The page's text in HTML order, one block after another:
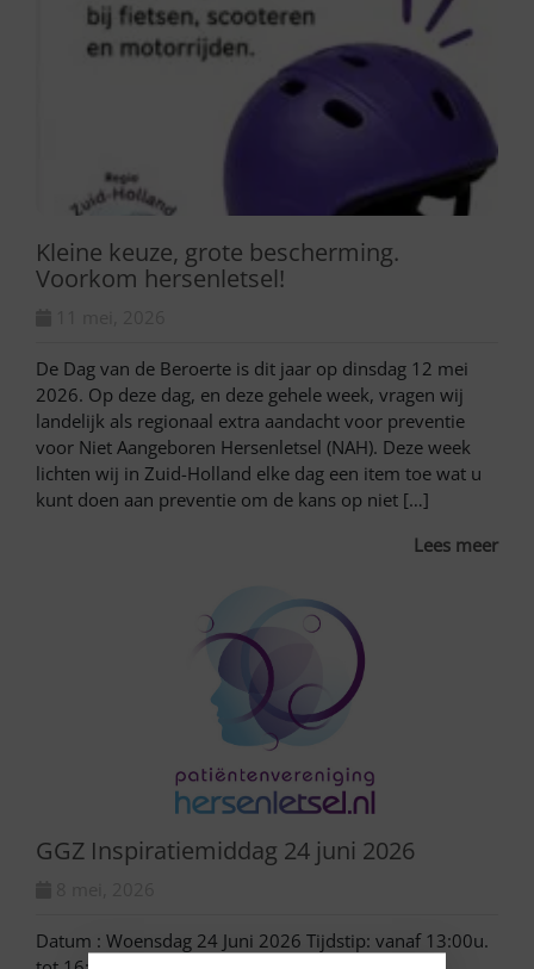
Kleine keuze, grote bescherming.
Voorkom hersenletsel!
De Dag van de Beroerte is dit jaar op dinsdag 12 mei
2026. Op deze dag, en deze gehele week, vragen wij
landelijk als regionaal extra aandacht voor preventie
voor Niet Aangeboren Hersenletsel (NAH). Deze week
lichten wij in Zuid-Holland elke dag een item toe wat u
kunt doen aan preventie om de kans op niet […]
Lees meer
GGZ Inspiratiemiddag 24 juni 2026
Datum : Woensdag 24 Juni 2026 Tijdstip: vanaf 13:00u.